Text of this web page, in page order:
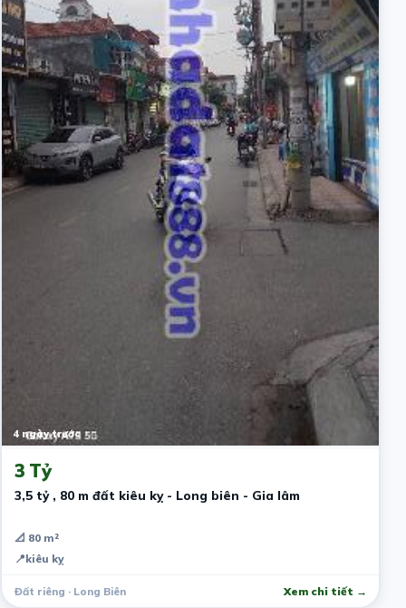
4 ngày trước
3 Tỷ
3,5 tỷ , 80 m đất kiêu kỵ - Long biên - Gia lâm
📐 80 m²
📍kiêu kỵ
Đất riêng · Long Biên Xem chi tiết →